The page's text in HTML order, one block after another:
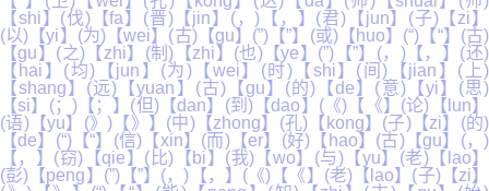
【shi】(伐)【fa】(晋)【jin】(，)【，】(君)【jun】(子)【zi】
(以)【yi】(为)【wei】(古)【gu】(”)【”】(或)【huo】(“)【“】(古)
【gu】(之)【zhi】(制)【zhi】(也)【ye】(”)【”】(，)【，】(还)
【hai】(均)【jun】(为)【wei】(时)【shi】(间)【jian】(上)
【shang】(远)【yuan】(古)【gu】(的)【de】(意)【yi】(思)
【si】(；)【；】(但)【dan】(到)【dao】(《)【《】(论)【lun】
(语)【yu】(》)【》】(中)【zhong】(孔)【kong】(子)【zi】(的)
【de】(“)【“】(信)【xin】(而)【er】(好)【hao】(古)【gu】(，)
【，】(窃)【qie】(比)【bi】(我)【wo】(与)【yu】(老)【lao】
(彭)【peng】(”)【”】(，)【，】(《)【《】(老)【lao】(子)【zi】